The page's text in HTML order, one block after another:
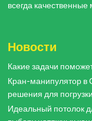
всегда
Новости
Какие задачи
Кран-манипулятор в
решения для
Идеальный потолок